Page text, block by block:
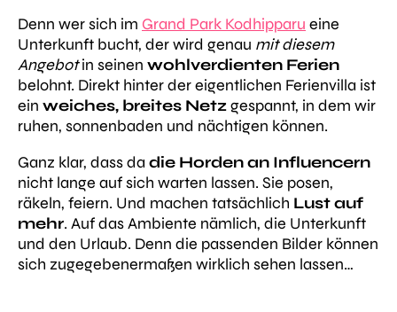
Denn wer sich im Grand Park Kodhipparu eine
Unterkunft bucht, der wird genau mit diesem
Angebotin seinen wohlverdienten Ferien
belohnt. Direkt hinter der eigentlichen Ferienvilla ist
ein weiches, breites Netzgespannt, in dem wir
ruhen, sonnenbaden und nächtigen können.
Ganz klar, dassda die Horden an Influencern
nicht lange auf sich warten lassen. Sie posen,
räkeln, feiern. Und machen tatsächlich Lust auf
mehr. Auf das Ambiente nämlich, die Unterkunft
und den Urlaub. Denn die passenden Bilder können
sich zugegebenermaßen wirklich sehen lassen…